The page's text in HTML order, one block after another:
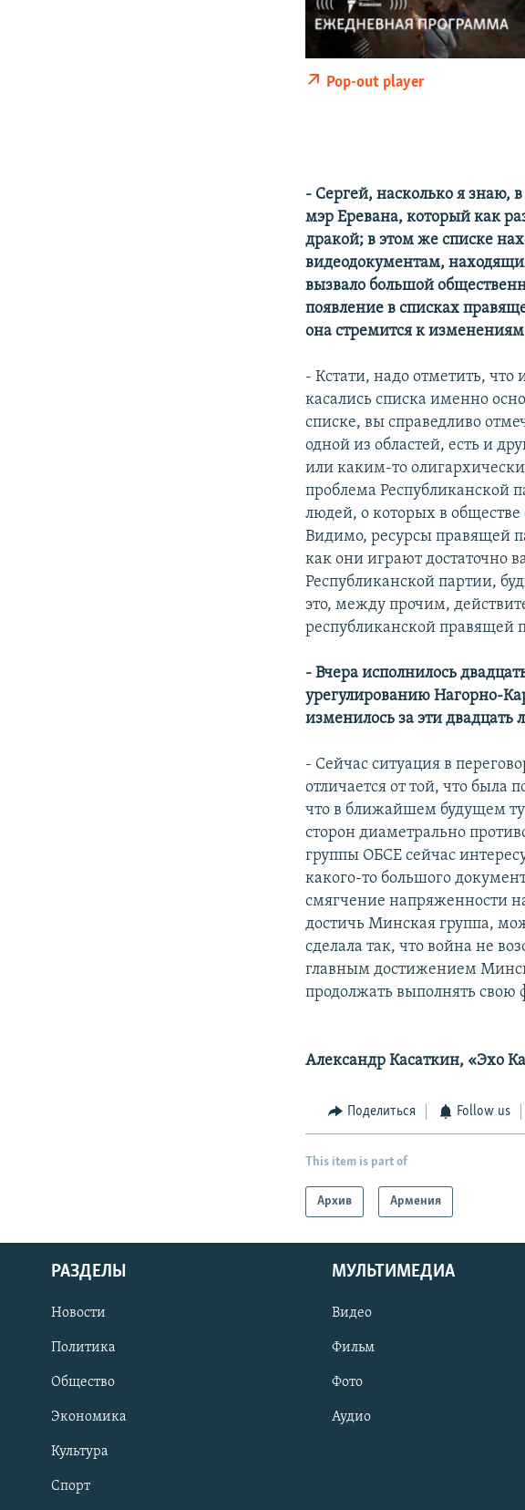
Pop-out player
- Сергей, насколько я знаю,
мэр Еревана, который как
дракой; в этом же списке
видеодокументам,
вызвало большой
появление в списках
она стремится к
- Кстати, надо отметить,
касались списка именно
списке, вы справедливо
одной из областей, есть и
или каким-то
проблема Республиканской
людей, о которых в обществе
Видимо, ресурсы правящей
как они играют достаточно
Республиканской партии,
это, между прочим,
республиканской правящей
- Вчера исполнилось
урегулированию Нагорно-
изменилось за эти двадцать
- Сейчас ситуация в
отличается от той, что была
что в ближайшем будущем
сторон диаметрально
группы ОБСЕ сейчас
какого-то большого
смягчение напряженности
достичь Минская группа,
сделала так, что война не
главным достижением
продолжать выполнять свою
Александр Касаткин, «Эхо
Поделиться Follow us
This item is part of
Архив Армения
РАЗДЕЛЫ
Новости
Политика
Общество
Экономика
Культура
Спорт
МУЛЬТИМЕДИА
Видео
Фильм
Фото
Аудио